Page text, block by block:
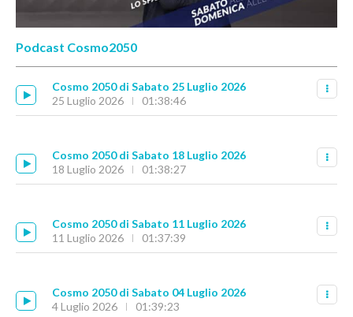
Podcast Cosmo2050
Cosmo 2050 di Sabato 25 Luglio 2026
25 Luglio 2026
01:38:46
Cosmo 2050 di Sabato 18 Luglio 2026
18 Luglio 2026
01:38:27
Cosmo 2050 di Sabato 11 Luglio 2026
11 Luglio 2026
01:37:39
Cosmo 2050 di Sabato 04 Luglio 2026
4 Luglio 2026
01:39:23